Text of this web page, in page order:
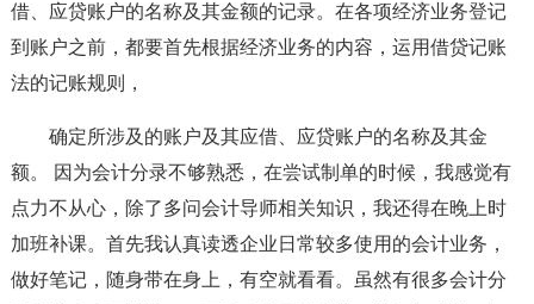
借、应贷账户的名称及其金额的记录。在各项经济业务登记
到账户之前，都要首先根据经济业务的内容，运用借贷记账
法的记账规则，
确定所涉及的账户及其应借、应贷账户的名称及其金
额。 因为会计分录不够熟悉，在尝试制单的时候，我感觉有
点力不从心，除了多问会计导师相关知识，我还得在晚上时
加班补课。首先我认真读透企业日常较多使用的会计业务，
做好笔记，随身带在身上，有空就看看。虽然有很多会计分